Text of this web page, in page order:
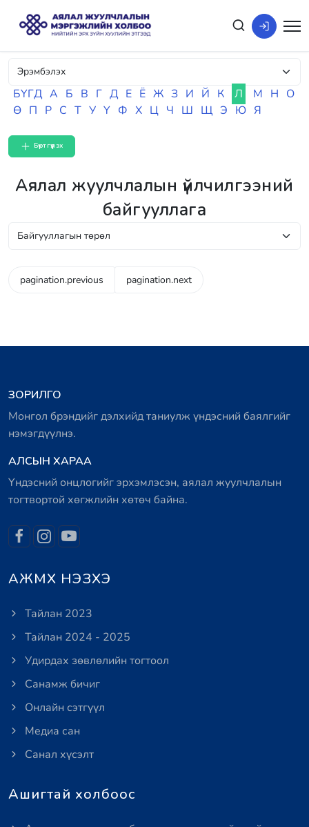
БҮГД А Б В Г Д Е Ё Ж З И Й К Л М Н О
Ө П Р С Т У Ү Ф Х Ц Ч Ш Щ Э Ю Я
Бүртгүүлэх
Аялал жуулчлалын үйлчилгээний
байгууллага
pagination.previous pagination.next
ЗОРИЛГО
Монгол брэндийг дэлхийд таниулж үндэсний баялгийг
нэмэгдүүлнэ.
АЛСЫН ХАРАА
Үндэсний онцлогийг эрхэмлэсэн, аялал жуулчлалын
тогтвортой хөгжлийн хөтөч байна.
АЖМХ НЭЗХЭ
Тайлан 2023
Тайлан 2024 - 2025
Удирдах зөвлөлийн тогтоол
Санамж бичиг
Онлайн сэтгүүл
Медиа сан
Санал хүсэлт
Ашигтай холбоос